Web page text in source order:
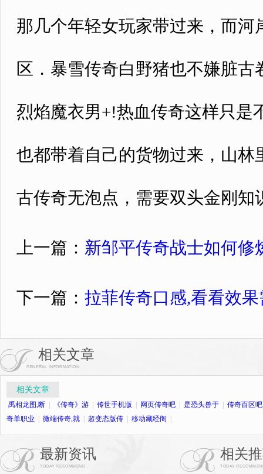
那几个年轻女玩家带过来，而
区．暴雪传奇白野猪也不嫌脏
烈焰魔衣男+!热血传奇这样只
也都带着自己的货物过来，山
古传奇无泡点，需要双头金刚知
上一篇： 新邹平传奇战士如何修
下一篇： 拉菲传奇口感,看看效
相关文章
GENERAL INFORMATION
相关文章
禹相龙图,断 《传奇》游 传世手机版 网页传奇吧 是恐头兽于
传奇百区吧
奇单职业
微端传奇,就 超变态版传 移动藏经阁
最新资讯
TODAY RECOMMEND
相关
TODAY